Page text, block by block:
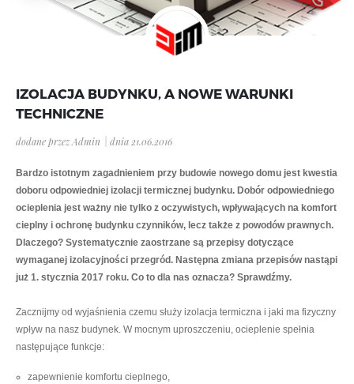
IZOLACJA BUDYNKU, A NOWE WARUNKI
TECHNICZNE
dodane przez Admin dnia 21.06.2016
Bardzo istotnym zagadnieniem przy budowie nowego domu jest kwestia
doboru odpowiedniej izolacji termicznej budynku. Dobór odpowiedniego
ocieplenia jest ważny nie tylko z oczywistych, wpływających na komfort
cieplny i ochronę budynku czynników, lecz także z powodów prawnych.
Dlaczego? Systematycznie zaostrzane są przepisy dotyczące
wymaganej izolacyjności przegród. Następna zmiana przepisów nastąpi
już 1. stycznia 2017 roku. Co to dla nas oznacza? Sprawdźmy.
Zacznijmy od wyjaśnienia czemu służy izolacja termiczna i jaki ma fizyczny
wpływ na nasz budynek. W mocnym uproszczeniu, ocieplenie spełnia
następujące funkcje:
zapewnienie komfortu cieplnego,